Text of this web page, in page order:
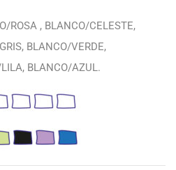
ROSA , BLANCO/CELESTE,
BLANCO/VERDE,
BLANCO/AZUL.